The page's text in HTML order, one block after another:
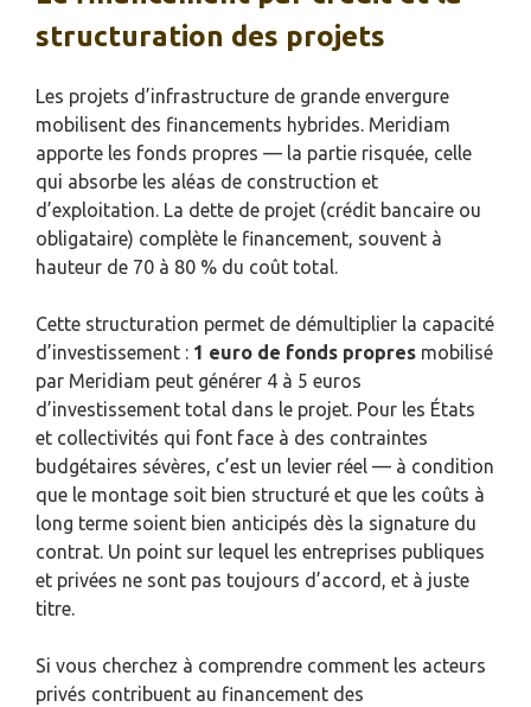
structuration des projets
Les projets d’infrastructure de grande envergure
mobilisent des financements hybrides. Meridiam
apporte les fonds propres — la partie risquée, celle
qui absorbe les aléas de construction et
d’exploitation. La dette de projet (crédit bancaire ou
obligataire) complète le financement, souvent à
hauteur de 70 à 80 % du coût total.
Cette structuration permet de démultiplier la capacité
d’investissement : 1 euro de fonds propres mobilisé
par Meridiam peut générer 4 à 5 euros
d’investissement total dans le projet. Pour les États
et collectivités qui font face à des contraintes
budgétaires sévères, c’est un levier réel — à condition
que le montage soit bien structuré et que les coûts à
long terme soient bien anticipés dès la signature du
contrat. Un point sur lequel les entreprises publiques
et privées ne sont pas toujours d’accord, et à juste
titre.
Si vous cherchez à comprendre comment les acteurs
privés contribuent au financement des